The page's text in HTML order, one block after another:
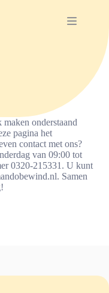
onderstaand
pagina het
contact met ons?
van 09:00 tot
0320-215331. U kunt
Samen